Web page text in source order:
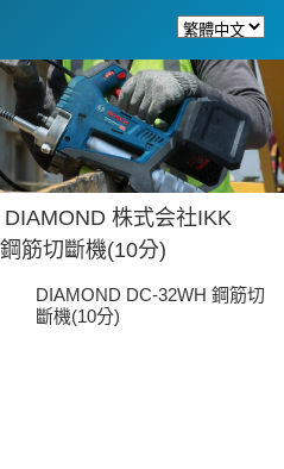
DIAMOND 株式会社IKK
筋切斷機(10分)
DIAMOND DC-32WH 鋼筋切
斷機(10分)